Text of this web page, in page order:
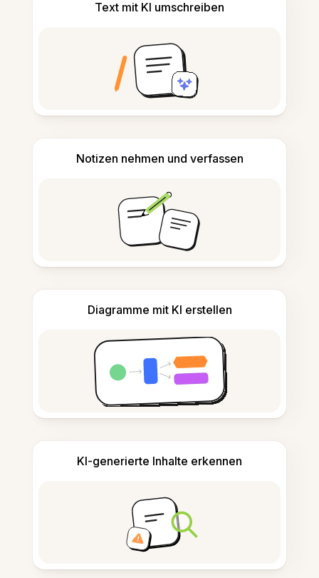
Text mit KI umschreiben
Notizen nehmen und verfassen
Diagramme mit KI erstellen
KI-generierte Inhalte erkennen